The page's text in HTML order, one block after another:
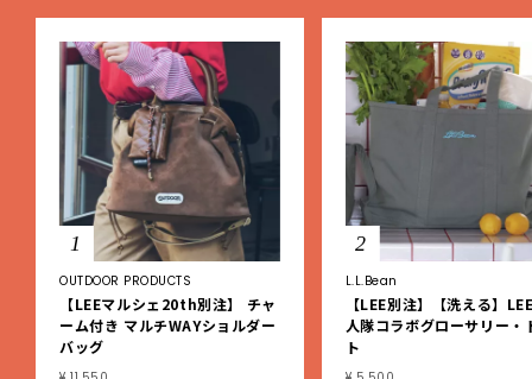
1
OUTDOOR PRODUCTS
【LEEマルシェ20th別注】 チャ
ーム付き マルチWAYショルダー
バッグ
2
L.L.Bean
【LEE別注】【洗える】
人隊コラボグローサリー・
ト